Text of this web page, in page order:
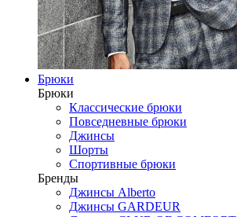
Брюки
Брюки
Классические брюки
Повседневные брюки
Джинсы
Шорты
Спортивные брюки
Бренды
Джинсы Alberto
Джинсы GARDEUR